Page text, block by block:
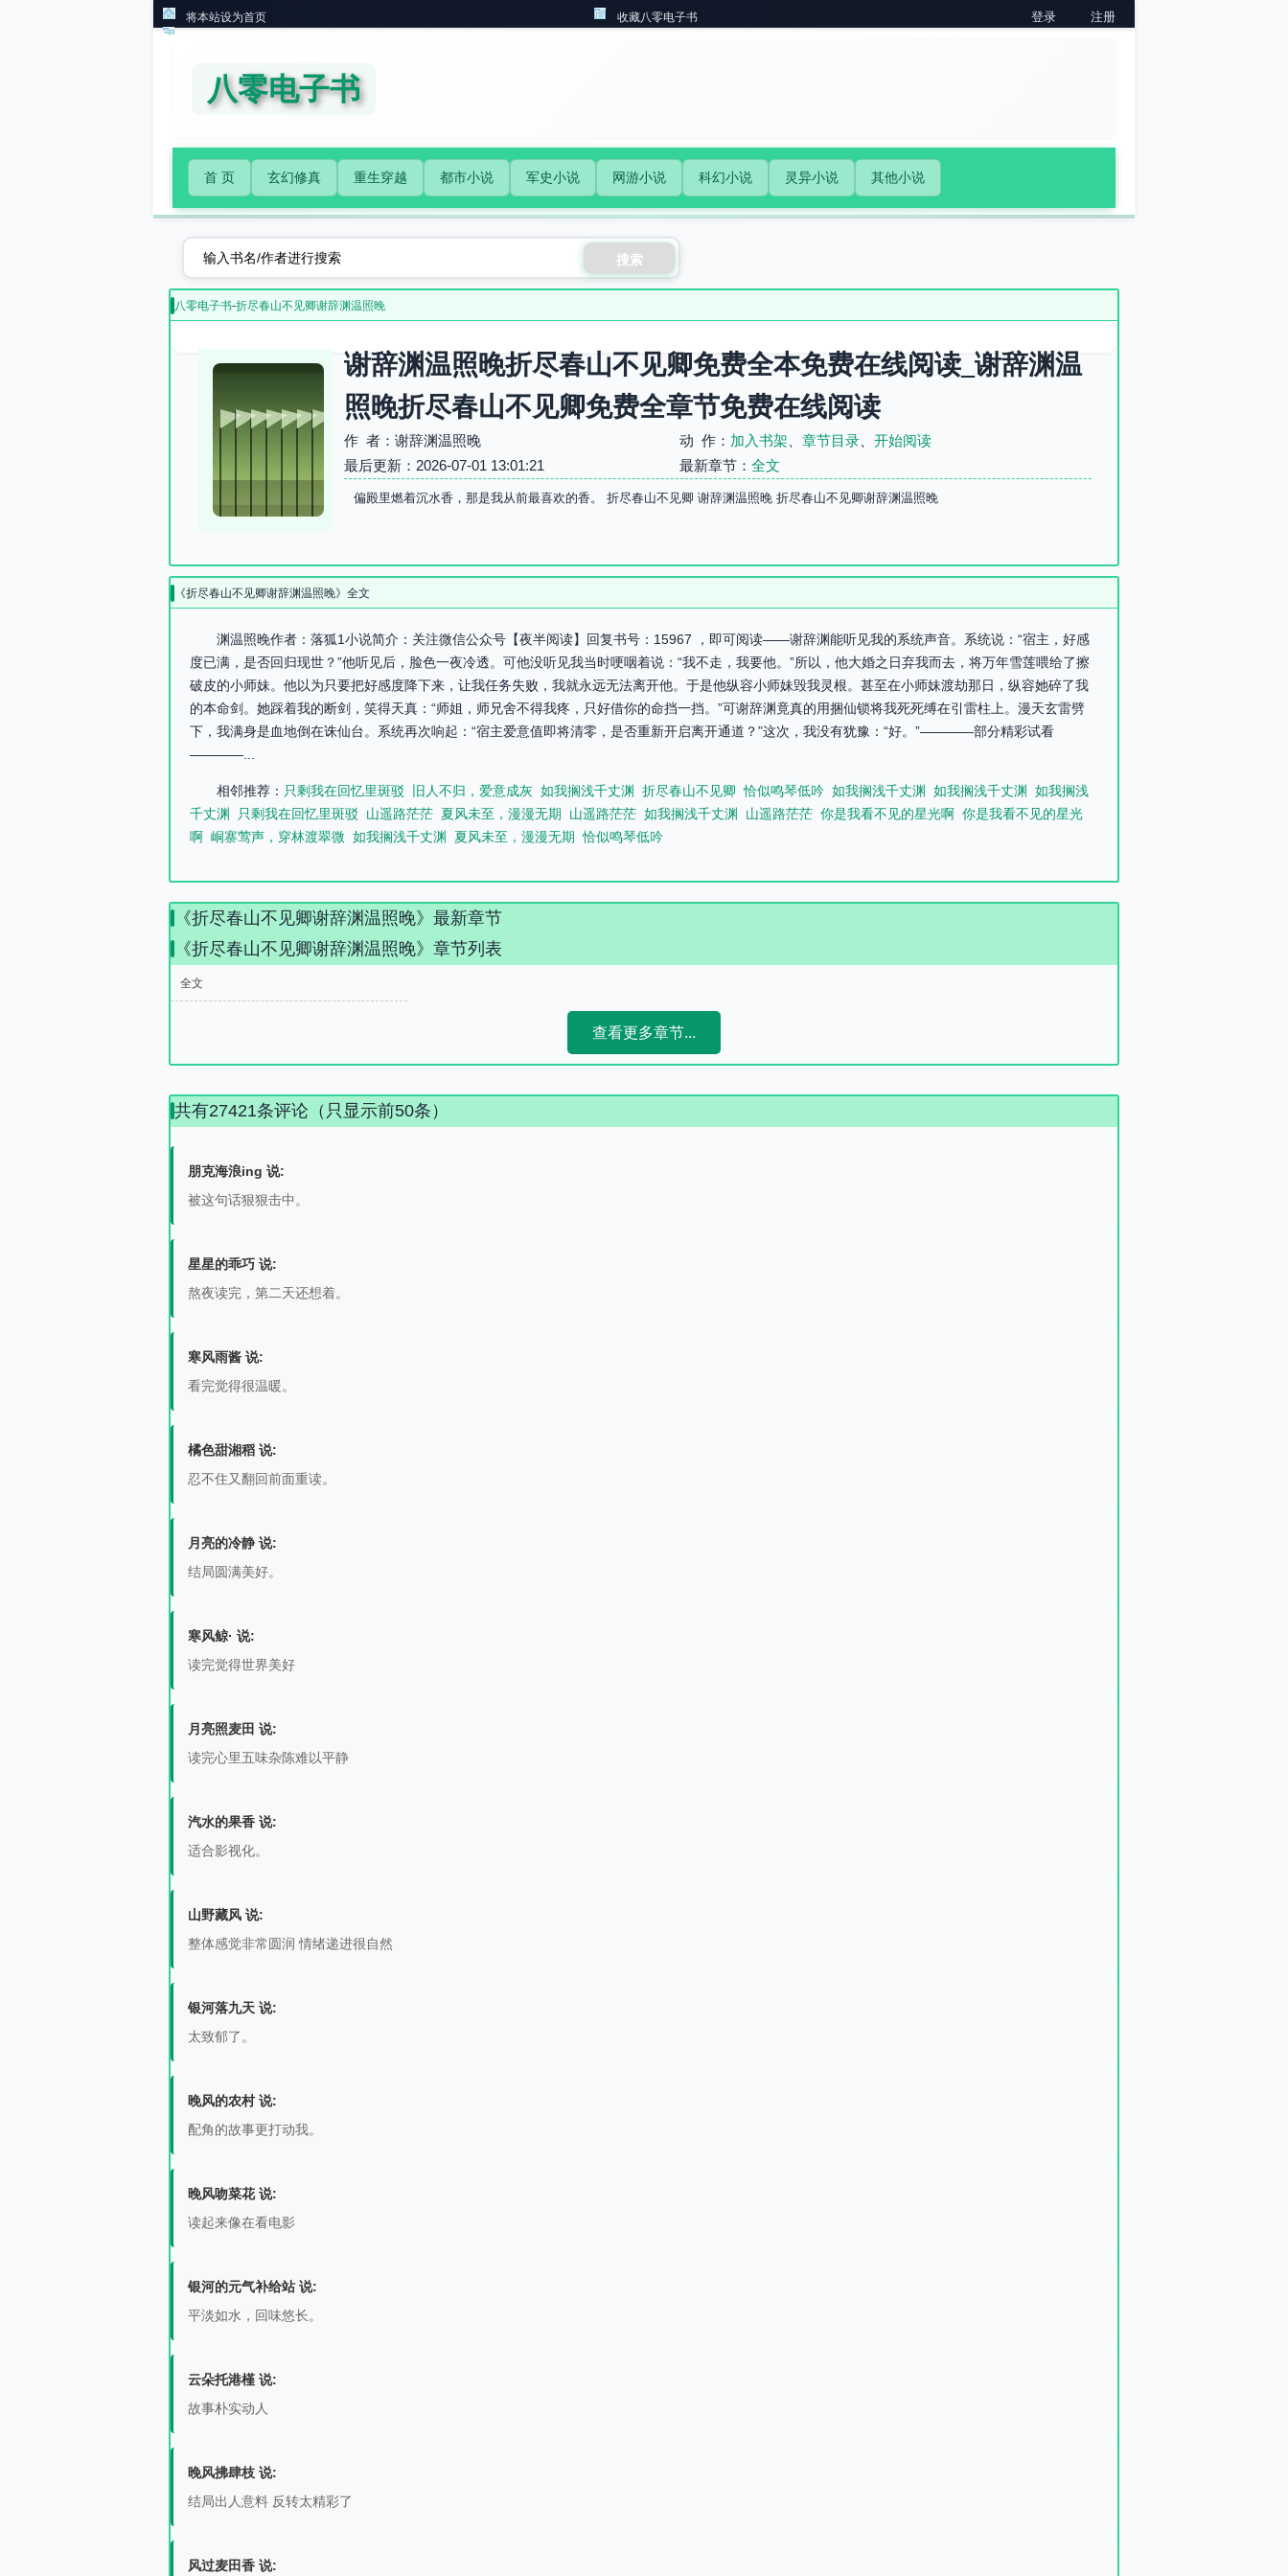
将本站设为首页 收藏八零电子书 登录 注册
八零电子书
首 页 玄幻修真 重生穿越 都市小说 军史小说 网游小说 科幻小说 灵异小说 其他小说
搜索
八零电子书-折尽春山不见卿谢辞渊温照晚
谢辞渊温照晚折尽春山不见卿免费全本免费在线阅读_谢辞渊温
照晚折尽春山不见卿免费全章节免费在线阅读
作 者：谢辞渊温照晚 动 作： 加入书架 章节目录
开始阅读
最后更新：2026-07-01 13:01:21
最新章节： 全文
偏殿里燃着沉水香，那是我从前最喜欢的香。 折尽春山不见卿 谢辞渊温照晚 折尽春山不见卿谢辞渊温照晚
《折尽春山不见卿谢辞渊温照晚》全文
渊温照晚作者：落狐1小说简介：关注微信公众号【夜半阅读】回复书号：15967 ，即可阅读——谢辞渊能听见我的系统声音。系统说：“宿主，好感
度已满，是否回归现世？”他听见后，脸色一夜冷透。可他没听见我当时哽咽着说：“我不走，我要他。”所以，他大婚之日弃我而去，将万年雪莲喂给了擦
破皮的小师妹。他以为只要把好感度降下来，让我任务失败，我就永远无法离开他。于是他纵容小师妹毁我灵根。甚至在小师妹渡劫那日，纵容她碎了我
的本命剑。她踩着我的断剑，笑得天真：“师姐，师兄舍不得我疼，只好借你的命挡一挡。”可谢辞渊竟真的用捆仙锁将我死死缚在引雷柱上。漫天玄雷劈
下，我满身是血地倒在诛仙台。系统再次响起：“宿主爱意值即将清零，是否重新开启离开通道？”这次，我没有犹豫：“好。”————部分精彩试看
————...
相邻推荐： 只剩我在回忆里斑驳 旧人不归，爱意成灰 如我搁浅千丈渊 折尽春山不见卿 恰似鸣琴低吟 如我搁浅千丈渊 如我搁浅千丈渊
如我搁浅
千丈渊
只剩我在回忆里斑驳 山遥路茫茫 夏风未至，漫漫无期 山遥路茫茫 如我搁浅千丈渊 山遥路茫茫 你是我看不见的星光啊 你是我看不见的星光
啊 峒寨莺声，穿林渡翠微 如我搁浅千丈渊 夏风未至，漫漫无期 恰似鸣琴低吟
《折尽春山不见卿谢辞渊温照晚》最新章节
《折尽春山不见卿谢辞渊温照晚》章节列表
全文
查看更多章节...
共有27421条评论（只显示前50条）
朋克海浪ing 说:
被这句话狠狠击中。
星星的乖巧 说:
熬夜读完，第二天还想着。
寒风雨酱 说:
看完觉得很温暖。
橘色甜湘稻 说:
忍不住又翻回前面重读。
月亮的冷静 说:
结局圆满美好。
寒风鲸· 说:
读完觉得世界美好
月亮照麦田 说:
读完心里五味杂陈难以平静
汽水的果香 说:
适合影视化。
山野藏风 说:
整体感觉非常圆润 情绪递进很自然
银河落九天 说:
太致郁了。
晚风的农村 说:
配角的故事更打动我。
晚风吻菜花 说:
读起来像在看电影
银河的元气补给站 说:
平淡如水，回味悠长。
云朵托港槿 说:
故事朴实动人
晚风拂肆枝 说:
结局出人意料 反转太精彩了
风过麦田香 说: